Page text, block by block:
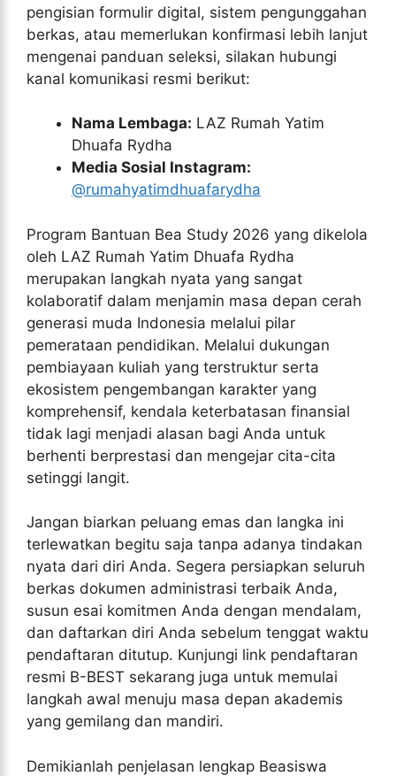
pengisian formulir digital, sistem pengunggahan
berkas, atau memerlukan konfirmasi lebih lanjut
mengenai panduan seleksi, silakan hubungi
kanal komunikasi resmi berikut:
Nama Lembaga: LAZ Rumah Yatim
Dhuafa Rydha
Media Sosial Instagram:
@rumahyatimdhuafarydha
Program Bantuan Bea Study 2026 yang dikelola
oleh LAZ Rumah Yatim Dhuafa Rydha
merupakan langkah nyata yang sangat
kolaboratif dalam menjamin masa depan cerah
generasi muda Indonesia melalui pilar
pemerataan pendidikan. Melalui dukungan
pembiayaan kuliah yang terstruktur serta
ekosistem pengembangan karakter yang
komprehensif, kendala keterbatasan finansial
tidak lagi menjadi alasan bagi Anda untuk
berhenti berprestasi dan mengejar cita-cita
setinggi langit.
Jangan biarkan peluang emas dan langka ini
terlewatkan begitu saja tanpa adanya tindakan
nyata dari diri Anda. Segera persiapkan seluruh
berkas dokumen administrasi terbaik Anda,
susun esai komitmen Anda dengan mendalam,
dan daftarkan diri Anda sebelum tenggat waktu
pendaftaran ditutup. Kunjungi link pendaftaran
resmi B-BEST sekarang juga untuk memulai
langkah awal menuju masa depan akademis
yang gemilang dan mandiri.
Demikianlah penjelasan lengkap Beasiswa